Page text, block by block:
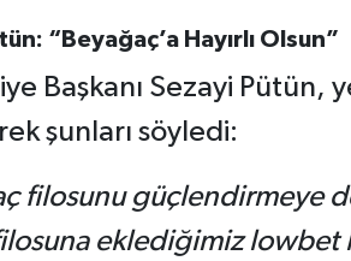
“Beyağaç’a Hayırlı Olsun”
Başkanı Sezayi Pütün,
şunları söyledi:
filosunu güçlendirmeye
eklediğimiz lowbet